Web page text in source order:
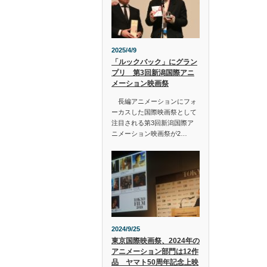
2025/4/9
「ルックバック」にグラン
プリ 第3回新潟国際アニ
メーション映画祭
長編アニメーションにフォ
ーカスした国際映画祭として
注目される第3回新潟国際ア
ニメーション映画祭が2…
2024/9/25
東京国際映画祭、2024年の
アニメーション部門は12作
品 ヤマト50周年記念上映